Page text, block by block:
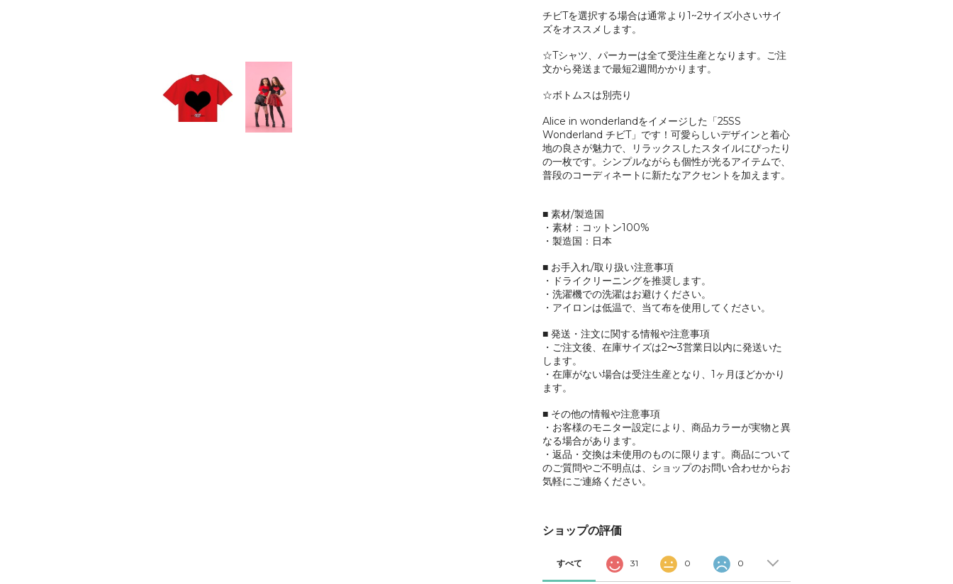
チビTを選択する場合は通常より1~2サイズ小さいサイ
ズをオススメします。
☆Tシャツ、パーカーは全て受注生産となります。ご注
文から発送まで最短2週間かかります。
☆ボトムスは別売り
Alice in wonderlandをイメージした「25SS
Wonderland チビT」です！可愛らしいデザインと着心
地の良さが魅力で、リラックスしたスタイルにぴったり
の一枚です。シンプルながらも個性が光るアイテムで、
普段のコーディネートに新たなアクセントを加えます。
■ 素材/製造国
・素材：コットン100%
・製造国：日本
■ お手入れ/取り扱い注意事項
・ドライクリーニングを推奨します。
・洗濯機での洗濯はお避けください。
・アイロンは低温で、当て布を使用してください。
■ 発送・注文に関する情報や注意事項
・ご注文後、在庫サイズは2〜3営業日以内に発送いた
します。
・在庫がない場合は受注生産となり、1ヶ月ほどかかり
ます。
■ その他の情報や注意事項
・お客様のモニター設定により、商品カラーが実物と異
なる場合があります。
・返品・交換は未使用のものに限ります。商品について
のご質問やご不明点は、ショップのお問い合わせからお
気軽にご連絡ください。
ショップの評価
すべて 31 0 0